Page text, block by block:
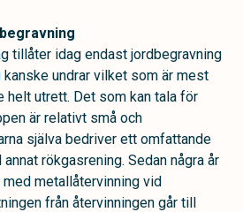
tillåter idag endast jordbegravning
undrar vilket som är mest
helt utrett. Det som kan tala för
är relativt små och
själva bedriver ett omfattande
rökgasrening. Sedan några år
metallåtervinning vid
från återvinningen går till